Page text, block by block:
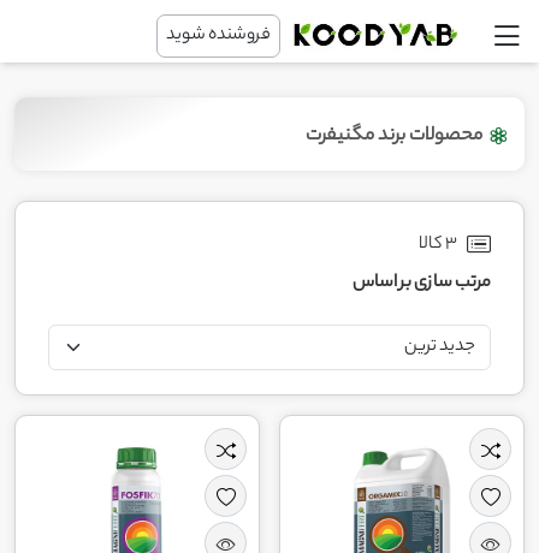
فروشنده شوید
محصولات برند مگنیفرت
3 کالا
مرتب سازی بر اساس